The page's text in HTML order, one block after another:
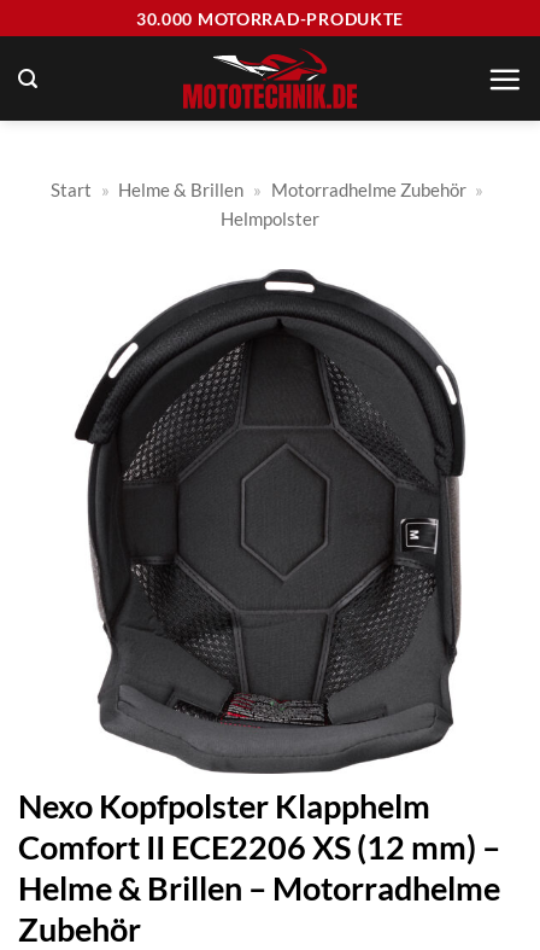
springen
30.000 MOTORRAD-PRODUKTE
Start » Helme & Brillen » Motorradhelme Zubehör »
Helmpolster
Nexo Kopfpolster Klapphelm
Comfort II ECE2206 XS (12 mm) –
Helme & Brillen – Motorradhelme
Zubehör